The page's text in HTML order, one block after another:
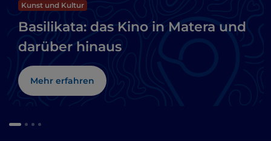
Kunst und Kultur
Basilikata: das Kino in Matera und
darüber hinaus
Mehr erfahren